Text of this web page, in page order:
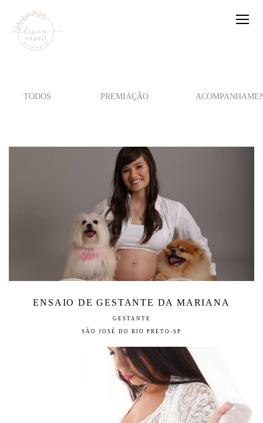
TODOS PREMIAÇÃO
ENSAIO DE GESTANTE DA MARIANA
GESTANTE
SÃO JOSÉ DO RIO PRETO-SP